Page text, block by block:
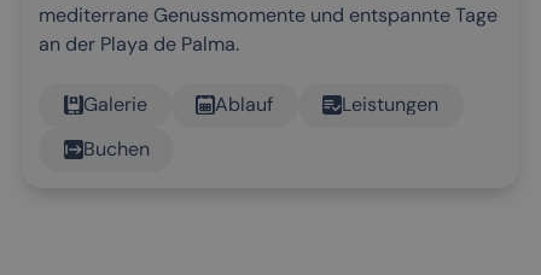
mediterrane Genussmomente und entspannte Tage
an der Playa de Palma.
Galerie Ablauf
Leistungen
Buchen